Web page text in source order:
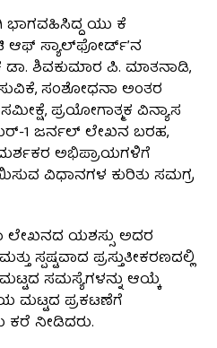
ಭಾಗವಹಿಸಿದ್ದ ಯು ಕೆ
ಆಫ್ ಸ್ಯಾಲ್‌ಫೋರ್ಡ್’ನ
ಡಾ. ಶಿವಕುಮಾರ ಪಿ. ಮಾತನಾಡಿ,
ಸಂಶೋಧನಾ ಅಂತರ
ಸಮೀಕ್ಷೆ, ಪ್ರಯೋಗಾತ್ಮಕ ವಿನ್ಯಾಸ
1 ಜರ್ನಲ್ ಲೇಖನ ಬರಹ,
ಅಭಿಪ್ರಾಯಗಳಿಗೆ
ವಿಧಾನಗಳ ಕುರಿತು ಸಮಗ್ರ
ಲೇಖನದ ಯಶಸ್ಸು ಅದರ
ಸ್ಪಷ್ಟವಾದ ಪ್ರಸ್ತುತೀಕರಣದಲ್ಲಿ
ಸಮಸ್ಯೆಗಳನ್ನು ಆಯ್ಕೆ
ಮಟ್ಟದ ಪ್ರಕಟಣೆಗೆ
ಕರೆ ನೀಡಿದರು.